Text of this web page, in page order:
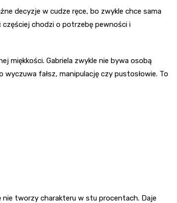
decyzje w cudze ręce, bo zwykle chce sama
częściej chodzi o potrzebę pewności i
miękkości. Gabriela zwykle nie bywa osobą
wyczuwa fałsz, manipulację czy pustosłowie. To
nie tworzy charakteru w stu procentach. Daje